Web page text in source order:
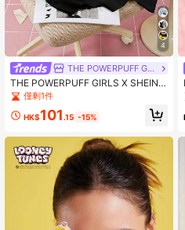
4
THE POWERPUFF GIRLS
THE POWERPUFF GIRLS X SHEIN
女式休闲可爱花朵、泡泡、毛茛图案
短袖 T 恤，夏季
僅剩1件
HK$101 .15 -15%